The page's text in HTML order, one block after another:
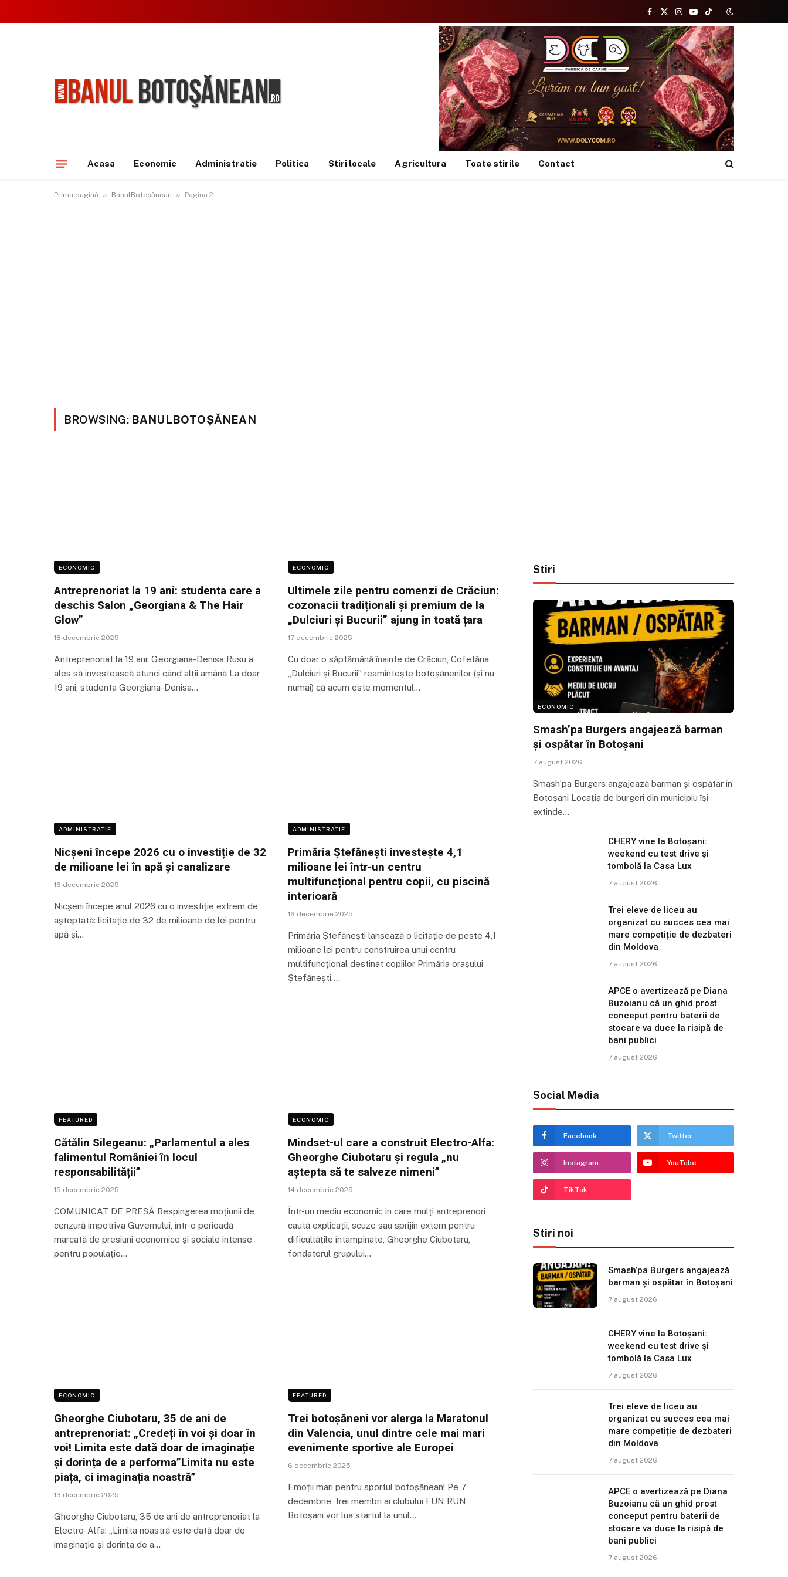
Facebook
X
(Twitter)
Instagram
YouTubeTikTok
Acasa Economic Administratie Politica Stiri locale Agricultura Toate stirile Contact
Prima pagină » BanulBotoșănean » Pagina 2
BROWSING: BANULBOTOȘĂNEAN
ECONOMIC
Antreprenoriat la 19 ani: studenta care a
deschis Salon „Georgiana & The Hair
Glow”
18 decembrie 2025
Antreprenoriat la 19 ani: Georgiana-Denisa Rusu a
ales să investească atunci când alții amână La doar
19 ani, studenta Georgiana-Denisa…
ECONOMIC
Ultimele zile pentru comenzi de Crăciun:
cozonacii tradiționali și premium de la
„Dulciuri și Bucurii” ajung în toată țara
17 decembrie 2025
Cu doar o săptămână înainte de Crăciun, Cofetăria
„Dulciuri și Bucurii” reamintește botoșănenilor (și nu
numai) că acum este momentul…
ADMINISTRATIE
Nicșeni începe 2026 cu o investiție de 32
de milioane lei în apă și canalizare
16 decembrie 2025
Nicșeni începe anul 2026 cu o investiție extrem de
așteptată: licitație de 32 de milioane de lei pentru
apă și…
ADMINISTRATIE
Primăria Ștefănești investește 4,1
milioane lei într-un centru
multifuncțional pentru copii, cu piscină
interioară
16 decembrie 2025
Primăria Ștefănești lansează o licitație de peste 4,1
milioane lei pentru construirea unui centru
multifuncțional destinat copiilor Primăria orașului
Ștefănești,…
FEATURED
Cătălin Silegeanu: „Parlamentul a ales
falimentul României în locul
responsabilității”
15 decembrie 2025
COMUNICAT DE PRESĂ Respingerea moțiunii de
cenzură împotriva Guvernului, într-o perioadă
marcată de presiuni economice și sociale intense
pentru populație…
ECONOMIC
Mindset-ul care a construit Electro-Alfa:
Gheorghe Ciubotaru și regula „nu
aștepta să te salveze nimeni”
14 decembrie 2025
Într-un mediu economic în care mulți antreprenori
caută explicații, scuze sau sprijin extern pentru
dificultățile întâmpinate, Gheorghe Ciubotaru,
fondatorul grupului…
ECONOMIC
Gheorghe Ciubotaru, 35 de ani de
antreprenoriat: „Credeți în voi și doar în
voi! Limita este dată doar de imaginație
și dorința de a performa”Limita nu este
piața, ci imaginația noastră”
13 decembrie 2025
Gheorghe Ciubotaru, 35 de ani de antreprenoriat la
Electro-Alfa: „Limita noastră este dată doar de
imaginație și dorința de a…
FEATURED
Trei botoșăneni vor alerga la Maratonul
din Valencia, unul dintre cele mai mari
evenimente sportive ale Europei
6 decembrie 2025
Emoții mari pentru sportul botoșănean! Pe 7
decembrie, trei membri ai clubului FUN RUN
Botoșani vor lua startul la unul…
Stiri
ECONOMIC
Smash’pa Burgers angajează barman
și ospătar în Botoșani
7 august 2026
Smash’pa Burgers angajează barman și ospătar în
Botoșani Locația de burgeri din municipiu își
extinde…
CHERY vine la Botoșani:
weekend cu test drive și
tombolă la Casa Lux
7 august 2026
Trei eleve de liceu au
organizat cu succes cea mai
mare competiție de dezbateri
din Moldova
7 august 2026
APCE o avertizează pe Diana
Buzoianu că un ghid prost
conceput pentru baterii de
stocare va duce la risipă de
bani publici
7 august 2026
Social Media
Facebook Twitter
Instagram YouTube
TikTok
Stiri noi
Smash’pa Burgers angajează
barman și ospătar în Botoșani
7 august 2026
CHERY vine la Botoșani:
weekend cu test drive și
tombolă la Casa Lux
7 august 2026
Trei eleve de liceu au
organizat cu succes cea mai
mare competiție de dezbateri
din Moldova
7 august 2026
APCE o avertizează pe Diana
Buzoianu că un ghid prost
conceput pentru baterii de
stocare va duce la risipă de
bani publici
7 august 2026